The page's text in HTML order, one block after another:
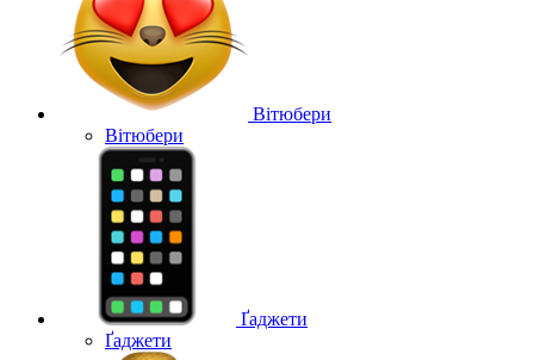
Вітюбери
Вітюбери
Ґаджети
Ґаджети